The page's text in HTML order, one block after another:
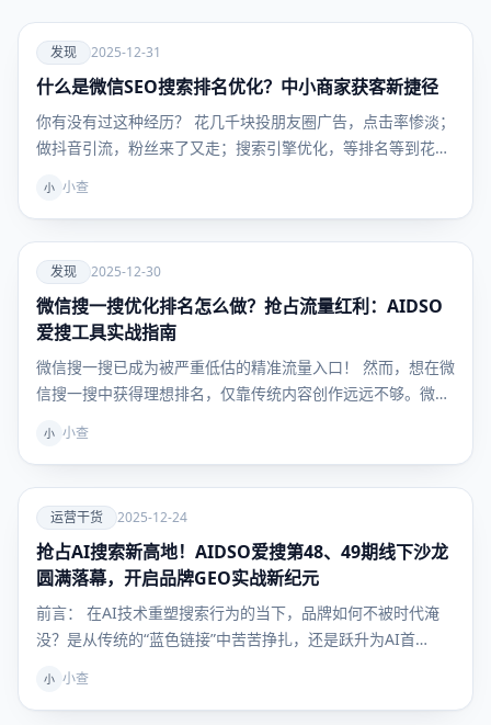
爱
发现
发现 2025-12-31
什么是微信SEO搜索排名优化？中小商家获客新捷径
你有没有过这种经历？ 花几千块投朋友圈广告，点击率惨淡；
做抖音引流，粉丝来了又走；搜索引擎优化，等排名等到花
小 小查
爱
发现
发现 2025-12-30
微信搜一搜优化排名怎么做？抢占流量红利：AIDSO
爱搜工具实战指南
微信搜一搜已成为被严重低估的精准流量入口！ 然而，想在微
信搜一搜中获得理想排名，仅靠传统内容创作远远不够。微
小 小查
爱
运营干
货
运营干货 2025-12-24
抢占AI搜索新高地！AIDSO爱搜第48、49期线下沙龙
圆满落幕，开启品牌GEO实战新纪元
前言： 在AI技术重塑搜索行为的当下，品牌如何不被时代淹
没？是从传统的“蓝色链接”中苦苦挣扎，还是跃升为AI首…
小 小查